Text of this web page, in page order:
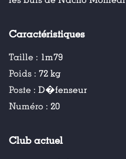
Caractéristiques
Taille : 1m79
Poids : 72 kg
Poste : D�fenseur
Numéro : 20
Club actuel